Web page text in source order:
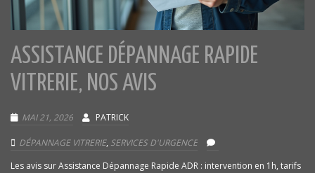
ASSISTANCE DÉPANNAGE RAPIDE
VITRERIE, NOS AVIS
MAI 21, 2026 PATRICK
DÉPANNAGE VITRERIE, SERVICES D'URGENCE
Les avis sur Assistance Dépannage Rapide ADR : intervention en 1h, tarifs